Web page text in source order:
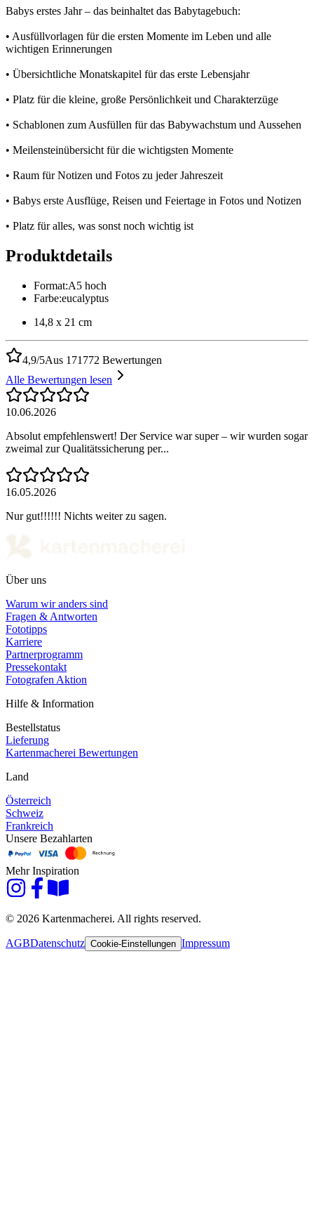
Babys erstes Jahr – das beinhaltet das Babytagebuch:
• Ausfüllvorlagen für die ersten Momente im Leben und alle
wichtigen Erinnerungen
• Übersichtliche Monatskapitel für das erste Lebensjahr
• Platz für die kleine, große Persönlichkeit und Charakterzüge
• Schablonen zum Ausfüllen für das Babywachstum und Aussehen
• Meilensteinübersicht für die wichtigsten Momente
• Raum für Notizen und Fotos zu jeder Jahreszeit
• Babys erste Ausflüge, Reisen und Feiertage in Fotos und Notizen
• Platz für alles, was sonst noch wichtig ist
Produktdetails
Format:A5 hoch
Farbe:eucalyptus
14,8 x 21 cm
4,9/5Aus 171772 Bewertungen
Alle Bewertungen lesen
10.06.2026
Absolut empfehlenswert! Der Service war super – wir wurden sogar
zweimal zur Qualitätssicherung per...
16.05.2026
Nur gut!!!!!! Nichts weiter zu sagen.
Über uns
Warum wir anders sind
Fragen & Antworten
Fototipps
Karriere
Partnerprogramm
Pressekontakt
Fotografen Aktion
Hilfe & Information
Bestellstatus
Lieferung
Kartenmacherei Bewertungen
Land
Österreich
Schweiz
Frankreich
Unsere Bezahlarten
Mehr Inspiration
© 2026 Kartenmacherei. All rights reserved.
AGBDatenschutz Cookie-Einstellungen Impressum